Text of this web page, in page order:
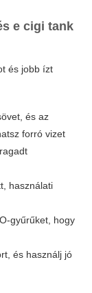
e cigi tank
és jobb ízt
és az
forró vizet
használati
gyűrűket, hogy
és használj jó